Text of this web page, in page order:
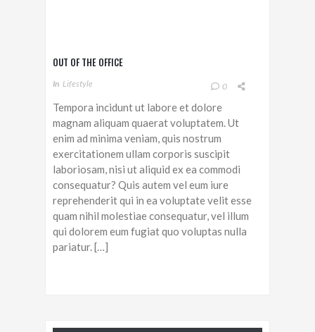
OUT OF THE OFFICE
In Lifestyle 0
Tempora incidunt ut labore et dolore
magnam aliquam quaerat voluptatem. Ut
enim ad minima veniam, quis nostrum
exercitationem ullam corporis suscipit
laboriosam, nisi ut aliquid ex ea commodi
consequatur? Quis autem vel eum iure
reprehenderit qui in ea voluptate velit esse
quam nihil molestiae consequatur, vel illum
qui dolorem eum fugiat quo voluptas nulla
pariatur. […]